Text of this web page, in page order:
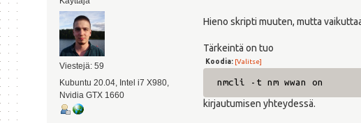
Viestejä: 59
Kubuntu 20.04, Intel i7 X980,
Nvidia GTX 1660
Hieno skripti muuten, mutta
Tärkeintä on tuo
Koodia: [Valitse]
nmcli -t nm wwan on
kirjautumisen yhteydessä.